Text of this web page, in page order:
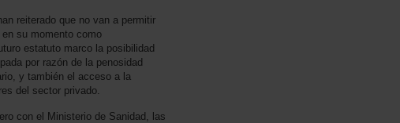
reiterado que no van a permitir
su momento como
estatuto marco la posibilidad
por razón de la penosidad
y también el acceso a la
del sector privado.
con el Ministerio de Sanidad, las